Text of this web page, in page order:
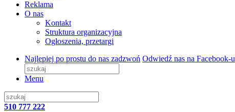
Reklama
O nas
Kontakt
Struktura organizacyjna
Ogłoszenia, przetargi
Najlepiej po prostu do nas zadzwoń Odwiedź nas na Facebook-u
Menu
510 777 222